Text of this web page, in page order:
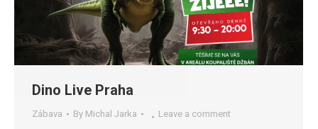
Dino Live Praha
Zábava By Michal Jarka Leave a comment